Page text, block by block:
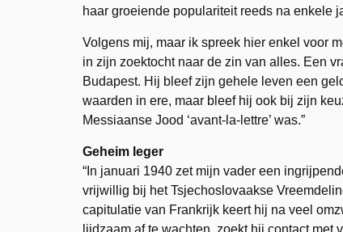
haar groeiende populariteit reeds na enkele
Volgens mij, maar ik spreek hier enkel voor
in zijn zoektocht naar de zin van alles. Een
Budapest. Hij bleef zijn gehele leven een
waarden in ere, maar bleef hij ook bij zijn
Messiaanse Jood ‘avant-la-lettre’ was.”
Geheim leger
“In januari 1940 zet mijn vader een
vrijwillig bij het Tsjechoslovaakse
capitulatie van Frankrijk keert hij na veel
lijdzaam af te wachten, zoekt hij contact